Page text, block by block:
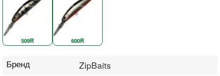
509R 600R
Бренд
ZipBaits